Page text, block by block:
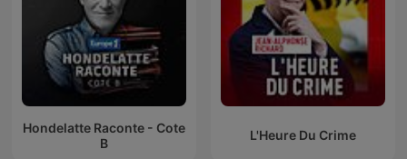
Hondelatte Raconte - Cote
B
L'Heure Du Crime